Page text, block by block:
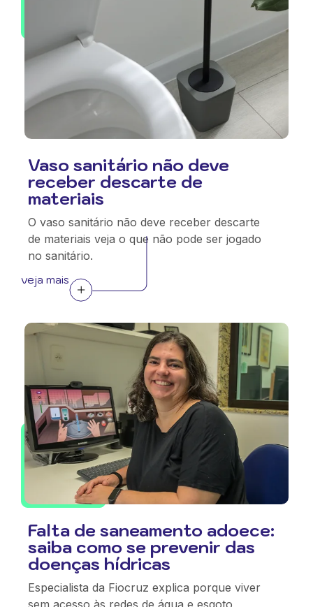
Vaso sanitário não deve
receber descarte de
materiais
O vaso sanitário não deve receber descarte
de materiais veja o que não pode ser jogado
no sanitário.
veja mais
Falta de saneamento adoece:
saiba como se prevenir das
doenças hídricas
Especialista da Fiocruz explica porque viver